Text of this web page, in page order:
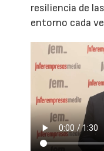
resiliencia de
entorno cada